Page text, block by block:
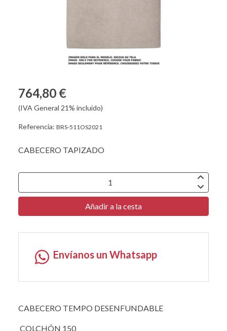
764,80 €
(IVA General 21% incluido)
Referencia: BRS-511OS2021
CABECERO TAPIZADO
Añadir a la cesta
Envíanos un Whatsapp
CABECERO TEMPO DESENFUNDABLE
COLCHÓN 150